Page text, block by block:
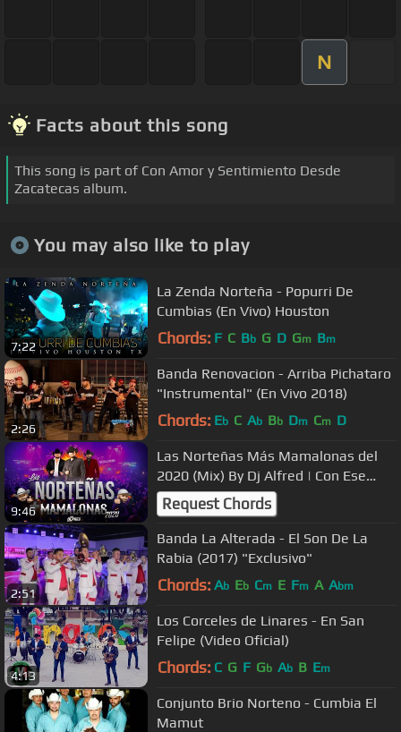
N
Facts about this song
This song is part of Con Amor y Sentimiento Desde
Zacatecas album.
You may also like to play
7:22
La Zenda Norteña - Popurri De
Cumbias (En Vivo) Houston
Chords: F C Bb G D Gm Bm
2:26
Banda Renovacion - Arriba Pichataro
"Instrumental" (En Vivo 2018)
Chords: Eb C Ab Bb Dm Cm D
9:46
Las Norteñas Más Mamalonas del
2020 (Mix) By Dj Alfred | Con Ese
Corazón, Acurrucar, Tu, Basta...
Request Chords
2:51
Banda La Alterada - El Son De La
Rabia (2017) "Exclusivo"
Chords: Ab Eb Cm E Fm A Abm
4:13
Los Corceles de Linares - En San
Felipe (Video Oficial)
Chords: C G F Gb Ab B Em
Conjunto Brio Norteno - Cumbia El
Mamut